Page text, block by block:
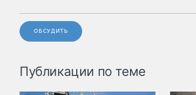
ОБСУДИТЬ
Публикации по теме